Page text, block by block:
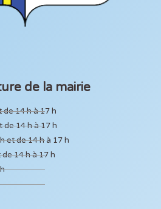
de la mairie
de 14 h à 17 h
de 14 h à 17 h
et de 14 h à 17 h
14 h à 17 h